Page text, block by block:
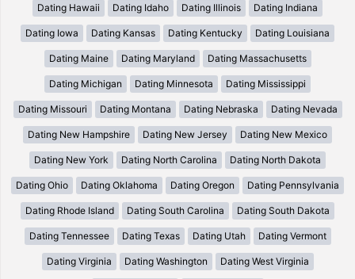
Dating Hawaii Dating Idaho Dating Illinois Dating Indiana
Dating Iowa Dating Kansas Dating Kentucky Dating Louisiana
Dating Maine Dating Maryland Dating Massachusetts
Dating Michigan Dating Minnesota Dating Mississippi
Dating Missouri Dating Montana Dating Nebraska Dating Nevada
Dating New Hampshire Dating New Jersey Dating New Mexico
Dating New York Dating North Carolina Dating North Dakota
Dating Ohio Dating Oklahoma Dating Oregon Dating Pennsylvania
Dating Rhode Island Dating South Carolina Dating South Dakota
Dating Tennessee Dating Texas Dating Utah Dating Vermont
Dating Virginia Dating Washington Dating West Virginia